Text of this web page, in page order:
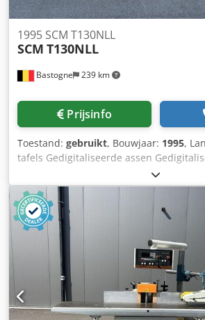
Bastogne 239 km
1995 SCM T130NLL
SCM T130NLL
Prijsinfo
Toestand: gebruikt, Bouwjaar: 1995,
tafels Gedigitaliseerde assen
rotatiesnelheden Dksdpeztk D Djfx
vermogen van 7,5 pk 380V
Diameter van de as: 50 mm Nieuwe as-
Nieuwe motorrem Trainer met 4 rollen